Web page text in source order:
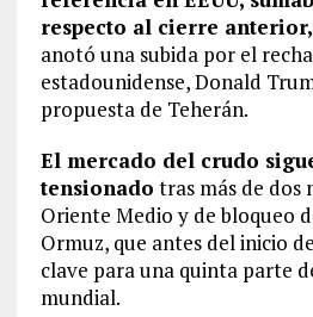
respecto al cierre anterior,
anotó una subida por el
estadounidense, Donald
propuesta de Teherán.
El mercado del crudo
tensionado tras más de dos
Oriente Medio y de bloqueo
Ormuz, que antes del inicio
clave para una quinta parte
mundial.